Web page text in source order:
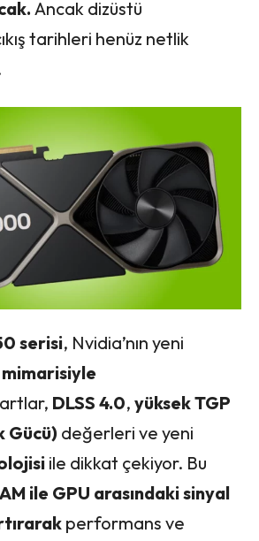
Ancak dizüstü
tarihleri henüz netlik
serisi, Nvidia’nın yeni
DLSS 4.0, yüksek TGP
Gücü) değerleri ve yeni
ile dikkat çekiyor. Bu
ile GPU arasındaki sinyal
performans ve